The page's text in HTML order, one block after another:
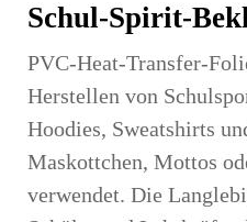
Schul-Spirit-
PVC-Heat-Transfer-
Herstellen von
Hoodies, Sweatshirts
Maskottchen, Mottos
verwendet. Die